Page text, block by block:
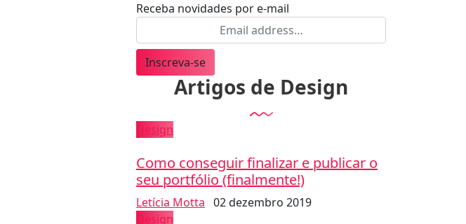
Receba novidades por e-mail
Inscreva-se
Artigos de Design
Design
Como conseguir finalizar e publicar o
seu portfólio (finalmente!)
Letícia Motta 02 dezembro 2019
Design